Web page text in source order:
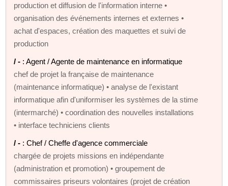
production et diffusion de l'information interne •
organisation des événements internes et externes •
achat d'espaces, création des maquettes et suivi de
production
/ - : Agent / Agente de maintenance en informatique
chef de projet la française de maintenance
(maintenance informatique) • analyse de l'existant
informatique afin d'uniformiser les systèmes de la stime
(intermarché) • coordination des nouvelles installations
• interface techniciens clients
/ - : Chef / Cheffe d'agence commerciale
chargée de projets missions en indépendante
(administration et promotion) • groupement de
commissaires priseurs volontaires (projet de création